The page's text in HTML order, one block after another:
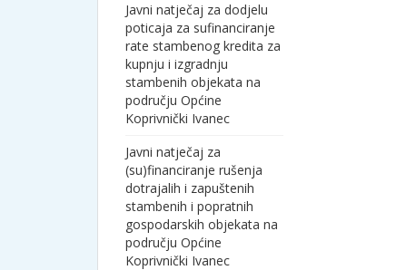
Javni natječaj za dodjelu
poticaja za sufinanciranje
rate stambenog kredita za
kupnju i izgradnju
stambenih objekata na
području Općine
Koprivnički Ivanec
Javni natječaj za
(su)financiranje rušenja
dotrajalih i zapuštenih
stambenih i popratnih
gospodarskih objekata na
području Općine
Koprivnički Ivanec